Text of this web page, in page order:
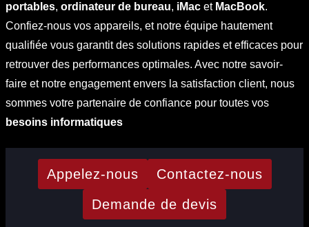
portables, ordinateur de bureau, iMac et MacBook.
Confiez-nous vos appareils, et notre équipe hautement
qualifiée vous garantit des solutions rapides et efficaces pour
retrouver des performances optimales. Avec notre savoir-
faire et notre engagement envers la satisfaction client, nous
sommes votre partenaire de confiance pour toutes vos
besoins informatiques
Appelez-nous
Contactez-nous
Demande de devis